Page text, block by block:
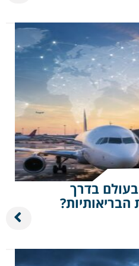
בדרך
הבריאותיות?